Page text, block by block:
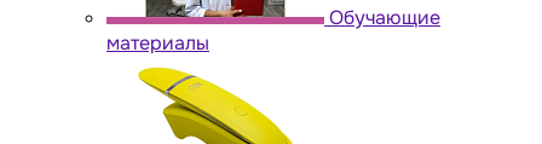
Обучающие
материалы